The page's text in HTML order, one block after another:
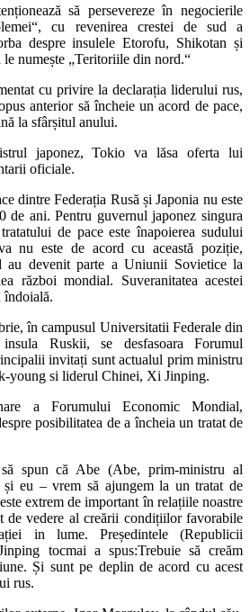
să persevereze în negocierile
cu revenirea crestei de sud a
despre insulele Etorofu, Shikotan și
numește „Teritoriile din nord.“
cu privire la declarația liderului rus,
anterior să încheie un acord de pace,
la sfârșitul anului.
japonez, Tokio va lăsa oferta lui
oficiale.
dintre Federația Rusă și Japonia nu este
de ani. Pentru guvernul japonez singura
de pace este înapoierea sudului
nu este de acord cu această poziție,
devenit parte a Uniunii Sovietice la
război mondial. Suveranitatea acestei
îndoială.
în campusul Universitatii Federale din
Ruskii, se desfasoara Forumul
invitați sunt actualul prim ministru
young si liderul Chinei, Xi Jinping.
a Forumului Economic Mondial,
posibilitatea de a încheia un tratat de
spun că Abe (Abe, prim-ministru al
și eu – vrem să ajungem la un tratat de
extrem de important în relațiile noastre
de vedere al creării condițiilor favorabile
in lume. Președintele (Republicii
tocmai a spus:Trebuie să creăm
Și sunt pe deplin de acord cu acest
rus.